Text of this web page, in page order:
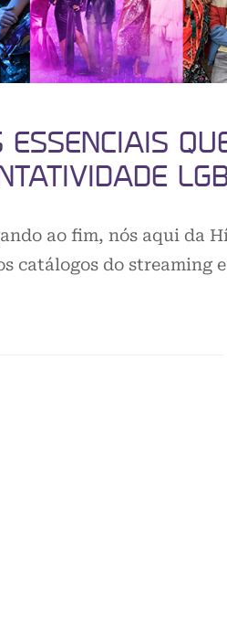
ESSENCIAIS
ao fim, nós aqui da
catálogos do streaming